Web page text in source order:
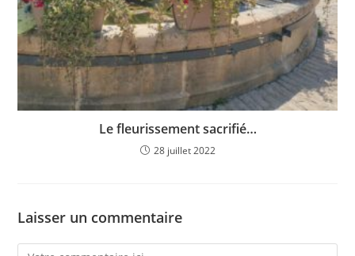
Le fleurissement sacrifié…
28 juillet 2022
Laisser un commentaire
Comment